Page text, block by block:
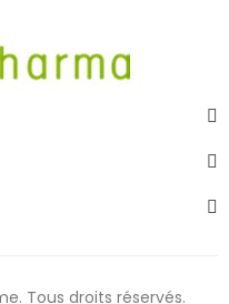
Tous droits réservés.